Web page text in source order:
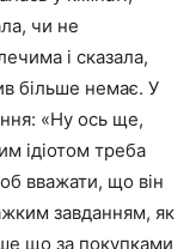
чи не
і сказала,
більше немає. У
«Ну ось ще,
ідіотом треба
вважати, що він
завданням, як
що за покупками